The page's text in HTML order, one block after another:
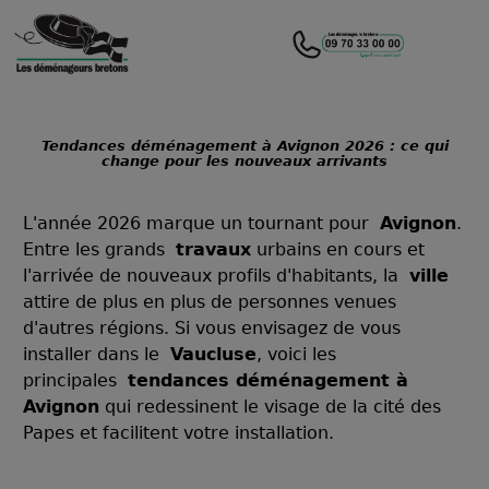
Tendances déménagement à Avignon 2026 : ce qui
change pour les nouveaux arrivants
L'année 2026 marque un tournant pour Avignon.
Entre les grands travaux urbains en cours et
l'arrivée de nouveaux profils d'habitants, la ville
attire de plus en plus de personnes venues
d'autres régions. Si vous envisagez de vous
installer dans le Vaucluse, voici les
principales tendances déménagement à
Avignon qui redessinent le visage de la cité des
Papes et facilitent votre installation.